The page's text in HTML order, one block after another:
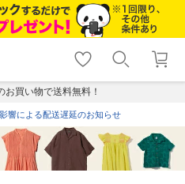
shopping_cart lock_outline
ログイン
買い物で送料無料！
響による配送遅延のお知らせ